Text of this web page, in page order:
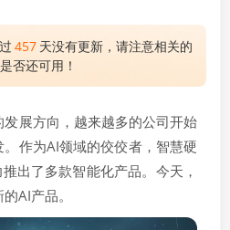
457 天没有更新，请注意相关的
否还可用！
展方向，越来越多的公司开始
作为AI领域的佼佼者，智慧硬
出了多款智能化产品。今天，
AI产品。